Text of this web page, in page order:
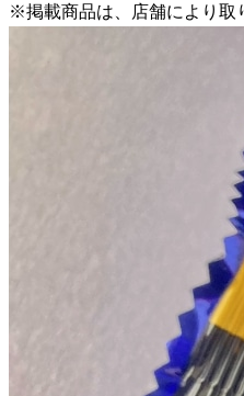
※掲載商品は、店舗により取